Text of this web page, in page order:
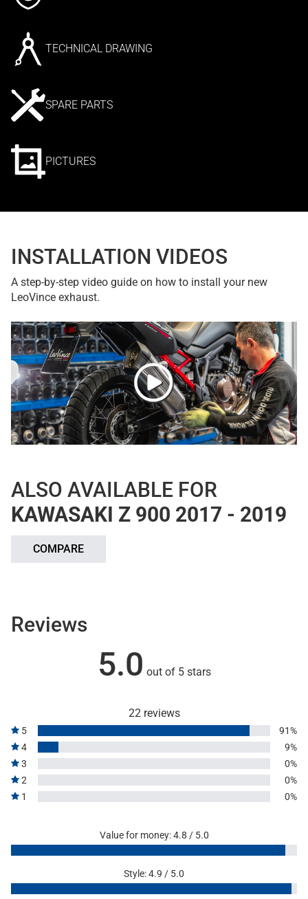
TECHNICAL DRAWING
SPARE PARTS
PICTURES
INSTALLATION VIDEOS
A step-by-step video guide on how to install your new
LeoVince exhaust.
ALSO AVAILABLE FOR
KAWASAKI Z 900 2017 - 2019
COMPARE
Reviews
5.0 out of 5 stars
22 reviews
5
91%
4
9%
3
0%
2
0%
1
0%
Value for money: 4.8 / 5.0
Style: 4.9 / 5.0